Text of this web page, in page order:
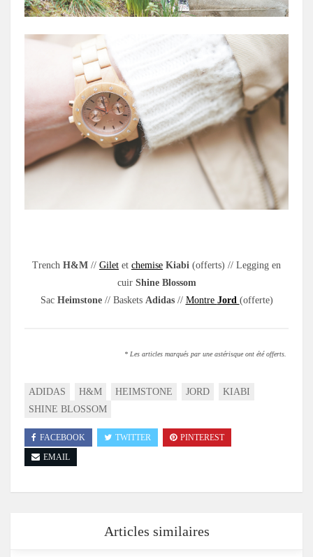
Trench H&M // Gilet et chemise Kiabi (offerts) // Legging en
cuir Shine Blossom
Sac Heimstone// Baskets Adidas// Montre Jord (offerte)
* Les articles marqués par une astérisque ont été offerts.
ADIDAS H&M HEIMSTONE JORD
KIABI
SHINE BLOSSOM
FACEBOOK TWITTER
PINTEREST
EMAIL
Articles similaires